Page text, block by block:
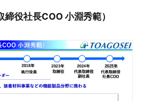
締役社長COO 小淵秀範）